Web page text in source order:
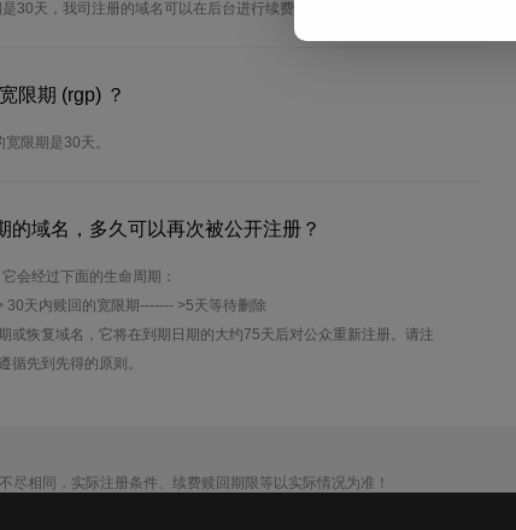
30天，我司注册的域名可以在后台进行续费生效。
限期 (rgp) ？
限期是30天。
的域名，多久可以再次被公开注册？
会经过下面的生命周期：
30天内赎回的宽限期------- >5天等待删除
或恢复域名，它将在到期日期的大约75天后对公众重新注册。请注
循先到先得的原则。
尽相同，实际注册条件、续费赎回期限等以实际情况为准！